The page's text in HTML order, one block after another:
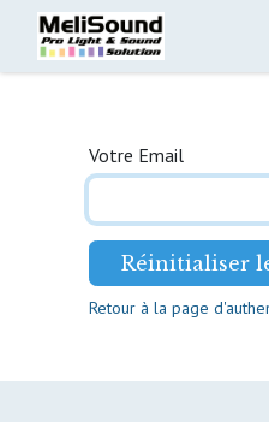
Votre Email
Réinitialiser
Retour à la page